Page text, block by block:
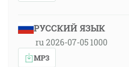
РУССКИЙ ЯЗЫК
ru 2026-07-05 1000
MP3